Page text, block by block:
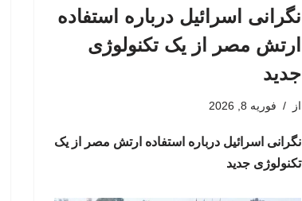
نگرانی اسرائیل درباره استفاده
ارتش مصر از یک تکنولوژی
جدید
از فوریه 8, 2026
نگرانی اسرائیل درباره استفاده ارتش مصر از یک
تکنولوژی جدید